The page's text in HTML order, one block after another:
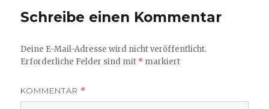
Schreibe einen Kommentar
Deine E-Mail-Adresse wird nicht veröffentlicht.
Erforderliche Felder sind mit * markiert
KOMMENTAR *